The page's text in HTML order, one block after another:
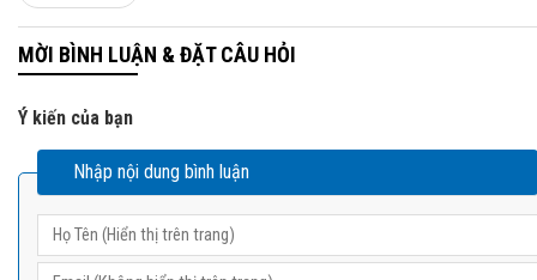
MỜI BÌNH LUẬN & ĐẶT CÂU HỎI
Ý kiến của bạn
Nhập nội dung bình luận